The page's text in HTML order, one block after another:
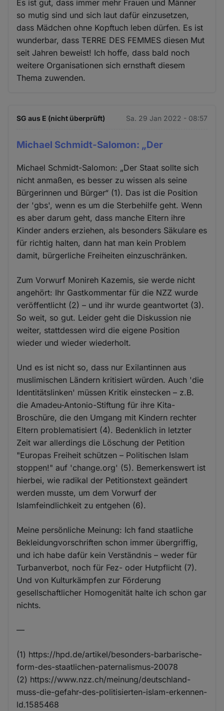
Es ist gut, dass immer mehr Frauen und Männer
so mutig sind und sich laut dafür einzusetzen,
dass Mädchen ohne Kopftuch leben dürfen. Es ist
wunderbar, dass TERRE DES FEMMES diesen Mut
seit Jahren beweist! Ich hoffe, dass bald noch
weitere Organisationen sich ernsthaft diesem
Thema zuwenden.
SG aus E (nicht überprüft) Sa. 29 Jan 2022 - 08:57
Michael Schmidt-Salomon: „Der
Michael Schmidt-Salomon: „Der Staat sollte sich
nicht anmaßen, es besser zu wissen als seine
Bürgerinnen und Bürger“ (1). Das ist die Position
der 'gbs', wenn es um die Sterbehilfe geht. Wenn
es aber darum geht, dass manche Eltern ihre
Kinder anders erziehen, als besonders Säkulare es
für richtig halten, dann hat man kein Problem
damit, bürgerliche Freiheiten einzuschränken.
Zum Vorwurf Monireh Kazemis, sie werde nicht
angehört: Ihr Gastkommentar für die NZZ wurde
veröffentlicht (2) – und ihr wurde geantwortet (3).
So weit, so gut. Leider geht die Diskussion nie
weiter, stattdessen wird die eigene Position
wieder und wieder wiederholt.
Und es ist nicht so, dass nur Exilantinnen aus
muslimischen Ländern kritisiert würden. Auch 'die
Identitätslinken' müssen Kritik einstecken – z.B.
die Amadeu-Antonio-Stiftung für ihre Kita-
Broschüre, die den Umgang mit Kindern rechter
Eltern problematisiert (4). Bedenklich in letzter
Zeit war allerdings die Löschung der Petition
"Europas Freiheit schützen – Politischen Islam
stoppen!" auf 'change.org' (5). Bemerkenswert ist
hierbei, wie radikal der Petitionstext geändert
werden musste, um dem Vorwurf der
Islamfeindlichkeit zu entgehen (6).
Meine persönliche Meinung: Ich fand staatliche
Bekleidungvorschriften schon immer übergriffig,
und ich habe dafür kein Verständnis – weder für
Turbanverbot, noch für Fez- oder Hutpflicht (7).
Und von Kulturkämpfen zur Förderung
gesellschaftlicher Homogenität halte ich schon gar
nichts.
—
(1) https://hpd.de/artikel/besonders-barbarische-
form-des-staatlichen-paternalismus-20078
(2) https://www.nzz.ch/meinung/deutschland-
muss-die-gefahr-des-politisierten-islam-erkennen-
ld.1585468